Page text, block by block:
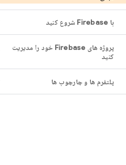
با Firebase شروع کنید
پروژه های Firebase خود را مدیریت
کنید
پلتفرم ها و چارچوب ها